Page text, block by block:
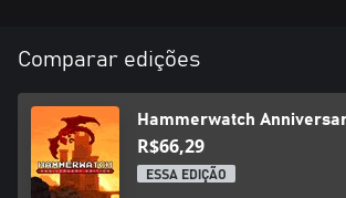
Comparar edições
Hammerwatch
R$66,29
ESSA EDIÇÃO